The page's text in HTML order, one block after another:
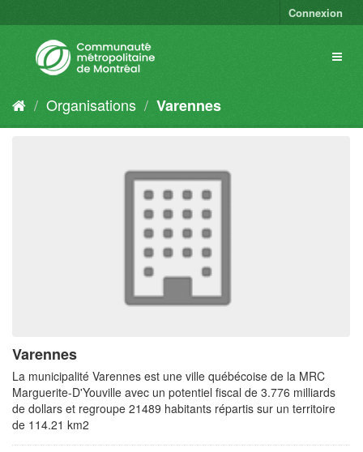
Connexion
Organisations Varennes
Varennes
La municipalité Varennes est une ville québécoise de la MRC
Marguerite-D'Youville avec un potentiel fiscal de 3.776 milliards
de dollars et regroupe 21489 habitants répartis sur un territoire
de 114.21 km2